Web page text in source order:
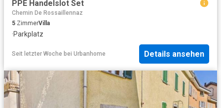
PPE Handelslot Set
Chemin De Rossaillennaz
5 ZimmerVilla
·Parkplatz
Seit letzter Woche bei Urbanhome Details ansehen